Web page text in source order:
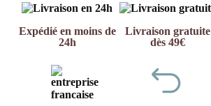
Expédié en moins de
24h
Livraison gratuite
dès 49€